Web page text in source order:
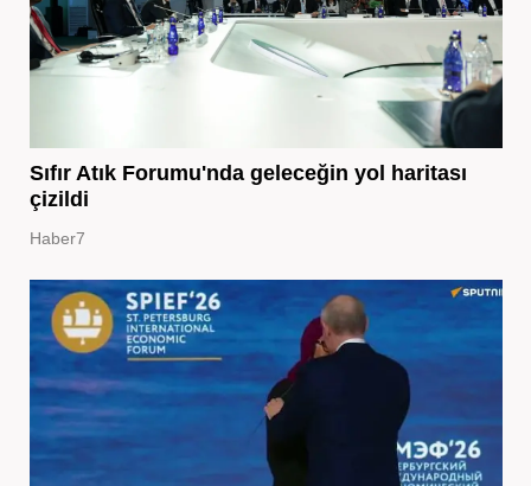
Sıfır Atık Forumu'nda geleceğin yol haritası
çizildi
Haber7